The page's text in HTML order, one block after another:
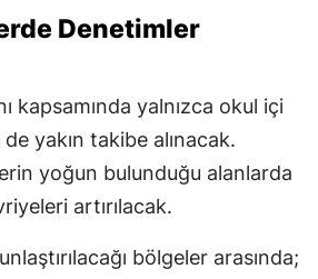
Denetimler
kapsamında yalnızca okul içi
yakın takibe alınacak.
yoğun bulunduğu alanlarda
artırılacak.
bölgeler arasında;